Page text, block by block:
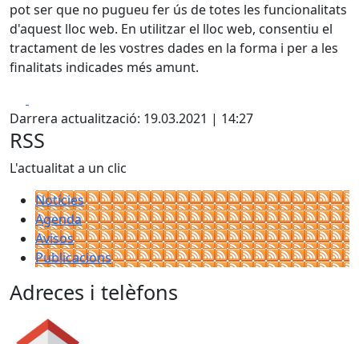
pot ser que no pugueu fer ús de totes les funcionalitats
d'aquest lloc web. En utilitzar el lloc web, consentiu el
tractament de les vostres dades en la forma i per a les
finalitats indicades més amunt.
Darrera actualització: 19.03.2021 | 14:27
RSS
L'actualitat a un clic
Notícies
Agenda
Avisos
Publicacions
Adreces i telèfons